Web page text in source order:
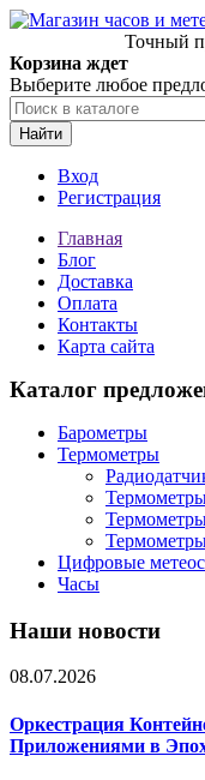
Точный
Корзина ждет
Выберите любое
Найти
Вход
Регистрация
Главная
Блог
Доставка
Оплата
Контакты
Карта сайта
Каталог
Барометры
Термометры
Цифровые
Часы
Наши новости
08.07.2026
Оркестрация
Приложениями в